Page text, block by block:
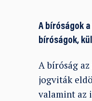
A bíróságok
bíróságok,
A bíróság
jogviták
valamint az